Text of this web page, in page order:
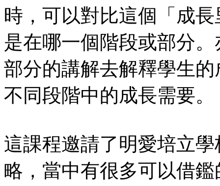
時，可以對比這個「成
是在哪一個階段或部分
部分的講解去解釋學生
不同段階中的成長需要。
這課程邀請了明愛培立
略，當中有很多可以借